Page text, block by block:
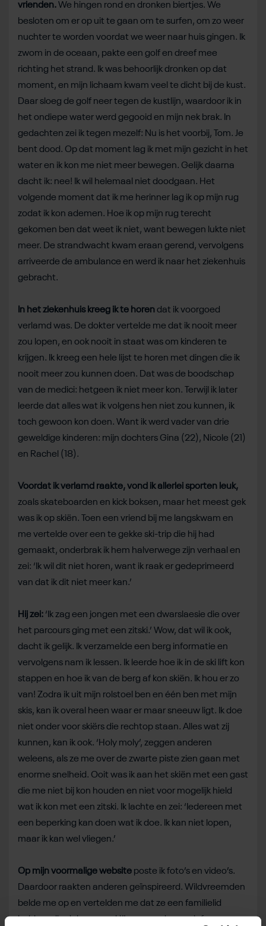
vrienden.We hingen rond en dronken biertjes. We
besloten om er op uit te gaan om te surfen, om zo weer
nuchter te worden voordat we weer naar huis gingen. Ik
zwom in de oceaan, pakte een golf en dreef mee
richting het strand. Ik was behoorlijk dronken op dat
moment, en mijn lichaam kwam veel te dicht bij de kust.
Daar sloeg de golf neer tegen de kustlijn, waardoor ik in
het ondiepe water werd gegooid en mijn nek brak. In
gedachten zei ik tegen mezelf: Nu is het voorbij, Tom. Je
bent dood. Op dat moment lag ik met mijn gezicht in het
water en ik kon me niet meer bewegen. Gelijk daarna
dacht ik: nee! Ik wil helemaal niet doodgaan. Het
volgende moment dat ik me herinner lag ik op mijn rug
zodat ik kon ademen. Hoe ik op mijn rug terecht
gekomen ben dat weet ik niet, want bewegen lukte niet
meer. De strandwacht kwam eraan gerend, vervolgens
arriveerde de ambulance en werd ik naar het ziekenhuis
gebracht.
In het ziekenhuis kreeg ik te horendat ik voorgoed
verlamd was. De dokter vertelde me dat ik nooit meer
zou lopen, en ook nooit in staat was om kinderen te
krijgen. Ik kreeg een hele lijst te horen met dingen die ik
nooit meer zou kunnen doen. Dat was de boodschap
van de medici: hetgeen ik niet meer kon. Terwijl ik later
leerde dat alles wat ik volgens hen niet zou kunnen, ik
toch gewoon kon doen. Want ik werd vader van drie
geweldige kinderen: mijn dochters Gina (22), Nicole (21)
en Rachel (18).
Voordat ik verlamd raakte, vond ik allerlei sporten leuk,
zoals skateboarden en kick boksen, maar het meest gek
was ik op skiën. Toen een vriend bij me langskwam en
me vertelde over een te gekke ski-trip die hij had
gemaakt, onderbrak ik hem halverwege zijn verhaal en
zei: ‘Ik wil dit niet horen, want ik raak er gedeprimeerd
van dat ik dit niet meer kan.’
Hij zei: ‘Ik zag een jongen met een dwarslaesie die over
het parcours ging met een zitski.’ Wow, dat wil ik ook,
dacht ik gelijk. Ik verzamelde een berg informatie en
vervolgens nam ik lessen. Ik leerde hoe ik in de ski lift kon
stappen en hoe ik van de berg af kon skiën. Ik hou er zo
van! Zodra ik uit mijn rolstoel ben en één ben met mijn
skis, kan ik overal heen waar er maar sneeuw ligt. Ik doe
niet onder voor skiërs die rechtop staan. Alles wat zij
kunnen, kan ik ook. ‘Holy moly’, zeggen anderen
weleens, als ze me over de zwarte piste zien gaan met
enorme snelheid. Ooit was ik aan het skiën met een gast
die me niet bij kon houden en niet voor mogelijk hield
wat ik kon met een zitski. Ik lachte en zei: ‘Iedereen met
een beperking kan doen wat ik doe. Ik kan niet lopen,
maar ik kan wel vliegen.’
Op mijn voormalige website poste ik foto’s en video’s.
Daardoor raakten anderen geïnspireerd. Wildvreemden
belde me op en vertelden me dat ze een familielid
hebben die dol was op skiën, en nu depressief was